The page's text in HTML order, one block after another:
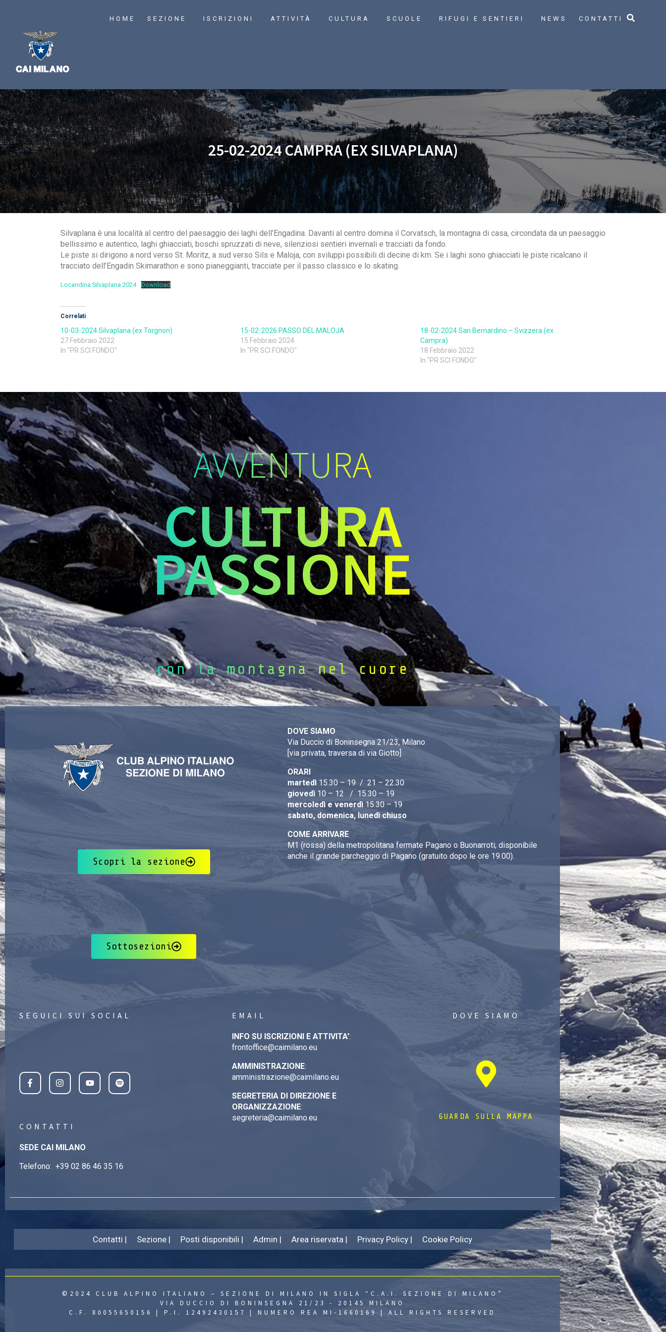
HOME SEZIONE ISCRIZIONI ATTIVITÀ CULTURA SCUOLE RIFUGI E SENTIERI NEWS CONTATTI
25-02-2024 CAMPRA (EX SILVAPLANA)
Silvaplana è una località al centro del paesaggio dei laghi dell’Engadina. Davanti al centro domina il Corvatsch, la montagna di casa, circondata da un paesaggio
bellissimo e autentico, laghi ghiacciati, boschi spruzzati di neve, silenziosi sentieri invernali e tracciati da fondo.
Le piste si dirigono a nord verso St. Moritz, a sud verso Sils e Maloja, con sviluppi possibili di decine di km. Se i laghi sono ghiacciati le piste ricalcano il
tracciato dell’Engadin Skimarathon e sono pianeggianti, tracciate per il passo classico e lo skating.
Locandina Silvaplana 2024 Download
Correlati
10-03-2024 Silvaplana (ex Torgnon)
27 Febbraio 2022
In "PR SCI FONDO"
15-02-2026 PASSO DEL MALOJA
15 Febbraio 2024
In "PR SCI FONDO"
18-02-2024 San Bernardino – Svizzera (ex
Campra)
18 Febbraio 2022
In "PR SCI FONDO"
AVVENTURA
CULTURA
PASSIONE
con la montagna nel cuore
Scopri la sezione
Sottosezioni
DOVE SIAMO
Via Duccio di Boninsegna 21/23, Milano
[via privata, traversa di via Giotto]
ORARI
martedì 15.30 – 19 / 21 – 22.30
giovedì 10 – 12 / 15.30 – 19
mercoledì e venerdì 15.30 – 19
sabato, domenica, lunedì chiuso
COME ARRIVARE
M1 (rossa) della metropolitana fermate Pagano o Buonarroti; disponibile
anche il grande parcheggio di Pagano (gratuito dopo le ore 19.00).
SEGUICI SUI SOCIAL
CONTATTI
SEDE CAI MILANO
Telefono: +39 02 86 46 35 16
EMAIL
INFO SU ISCRIZIONI E ATTIVITA’:
frontoffice@caimilano.eu
AMMINISTRAZIONE:
amministrazione@caimilano.eu
SEGRETERIA DI DIREZIONE E
ORGANIZZAZIONE:
segreteria@caimilano.eu
DOVE SIAMO
GUARDA SULLA MAPPA
Contatti | Sezione | Posti disponibili | Admin | Area riservata | Privacy Policy | Cookie Policy
©2024 CLUB ALPINO ITALIANO – SEZIONE DI MILANO IN SIGLA “C.A.I. SEZIONE DI MILANO”
VIA DUCCIO DI BONINSEGNA 21/23 - 20145 MILANO
C.F. 80055650156 | P.I. 12492430157 | NUMERO REA MI-1660169 | ALL RIGHTS RESERVED